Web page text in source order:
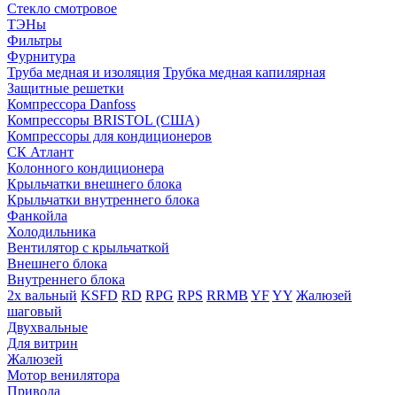
Стекло смотровое
ТЭНы
Фильтры
Фурнитура
Труба медная и изоляция Трубка медная капилярная
Защитные решетки
Компрессора Danfoss
Компрессоры BRISTOL (США)
Компрессоры для кондиционеров
СК Атлант
Колонного кондиционера
Крыльчатки внешнего блока
Крыльчатки внутреннего блока
Фанкойла
Холодильника
Вентилятор с крыльчаткой
Внешнего блока
Внутреннего блока
2х вальный KSFD RD RPG RPS RRMB YFYY Жалюзей
шаговый
Двухвальные
Для витрин
Жалюзей
Мотор венилятора
Привода